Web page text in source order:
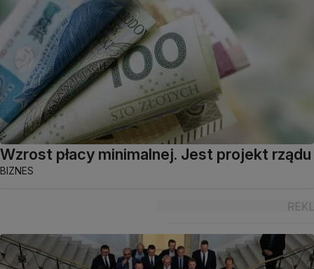
Wzrost płacy minimalnej. Jest projekt rządu
BIZNES